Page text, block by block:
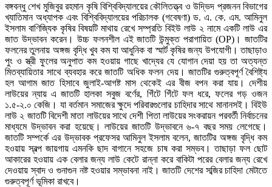
বঙ্গবন্ধু শেখ মুজিবুর রহমান কৃষি বিশ্বিবিদ্যালয়ের কৌলিতত্ত্ব ও উদ্ভিদ প্রজনন বিভাগের
খ্যাতিমান অধ্যাপক এবং বিশ্বিবিদ্যালয়ের পরিচালক (গবেষণা) ড. এ. কে. এম. আমিনুল
ইসলাম বাণিজ্যিক কৃষির বিষয়টি মাথায় রেখে সম্প্রতি বিইউ লাউ ২ নামে একটি লাউ এর
জাত উদ্ভাবন করেন। উচ্চ ফলনশীল এই জাতটি উন্মুক্ত পরাগায়িত (OP)। জাতটির
ফলনের তুলনায় অঙ্গজ বৃদ্ধি খুব কম যা আধুনিক বা স্মার্ট কৃষির জন্য উপযোগী। তাছাড়াও
পুং ও স্ত্রী ফুলের অনুপাত কম হওয়ায় গাছে খাদ্যের যে যোগান দেয়া হয় তা অত্যন্ত
মিতব্যায়িতার সাথে ব্যবহার করে জাতটি অধিক ফলন দেয়। জাতটির গুরুত্বপূর্ণ বৈশিষ্ট্য
হল আগাম জাত হিসাবে জুলাই-আগষ্ট মাস থেকেই এর বীজ বপন করা যায়। দেশীয়
লাউয়ের ন্যায় এ জাতটি হালকা সবুজ বর্ণের, গিঁটে গিঁটে ফল ধরে, ফলের গড় ওজন
১.৫-২.০ কেজি। যা বর্তমান সমাজের ক্ষুদে পরিবারগুলোর চাহিদার সাথে মানানসই। বিইউ
লাউ ২ জাতটি বিদেশী মাতা লাউয়ের সাথে দেশী পিতা লাউয়ের সংকরায়ন পরবর্তী নির্বাচনের
মাধ্যমে উদ্ভাবন করা হয়েছে। লাউয়ের জাতটি উদ্ভাবনে ৬-৭ বছর সময় লেগেছে।
জাতটি সম্পর্কে এর উদ্ভাবক প্রফেসর আমিনুল ইসলাম বলেন, জাতটির অঙ্গজ বৃদ্ধি কম
হওয়ায় স্বল্প জায়গায় এমনকি ছাদ বাগানে সহজে চাষ করা সম্ভব। তাছাড়া ফল ছোট
আকারের হওয়ায় এক বেলার জন্য লাউ কেটে রান্না করে বাকিটা পরের বেলার জন্য রেখে
দেওয়ায় স্বাদ ও গুনাগুন নষ্ট হওয়ার সম্ভাবনা নাই। জাতটি দেশের সব্জির চাহিদা মেটাতে
গুরুত্বপূর্ণ ভূমিকা রাখবে।